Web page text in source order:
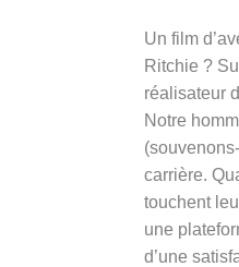
Un film
Ritchie ?
réalisateur
Notre
carrière.
touchent
une
d’une